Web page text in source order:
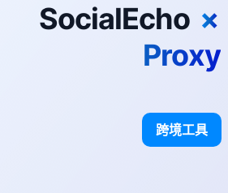
SocialEcho ×
Proxy
跨境工具